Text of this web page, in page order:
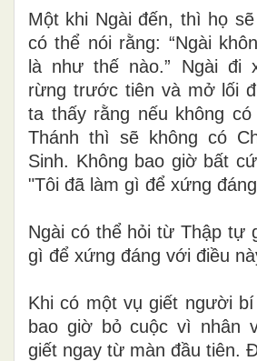
Một khi Ngài đến, thì họ
có thể nói rằng: “Ngài
là như thế nào.” Ngài đi
rừng trước tiên và mở lối
ta thấy rằng nếu không có
Thánh thì sẽ không có
Sinh. Không bao giờ bất
"Tôi đã làm gì để xứng
Ngài có thể hỏi từ Thập tự
gì để xứng đáng với điều
Khi có một vụ giết người
bao giờ bỏ cuộc vì nhân
giết ngay từ màn đầu tiên.